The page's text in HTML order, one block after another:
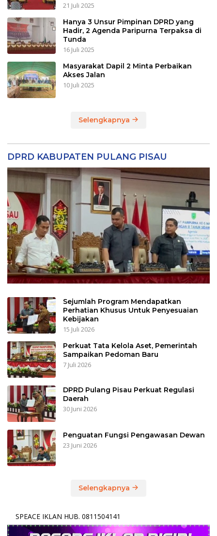
21 Juli 2025
Hanya 3 Unsur Pimpinan DPRD yang
Hadir, 2 Agenda Paripurna Terpaksa di
Tunda
16 Juli 2025
Masyarakat Dapil 2 Minta Perbaikan
Akses Jalan
10 Juli 2025
Selengkapnya
DPRD KABUPATEN PULANG PISAU
Sejumlah Program Mendapatkan
Perhatian Khusus Untuk Penyesuaian
Kebijakan
15 Juli 2026
Perkuat Tata Kelola Aset, Pemerintah
Sampaikan Pedoman Baru
7 Juli 2026
DPRD Pulang Pisau Perkuat Regulasi
Daerah
30 Juni 2026
Penguatan Fungsi Pengawasan Dewan
23 Juni 2026
Selengkapnya
SPEACE IKLAN HUB. 0811504141